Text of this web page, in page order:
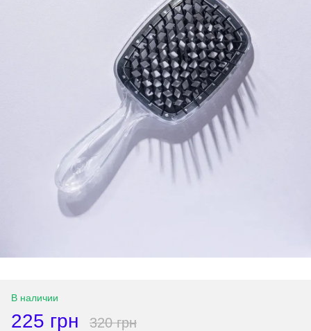
В наличии
225 грн 320 грн